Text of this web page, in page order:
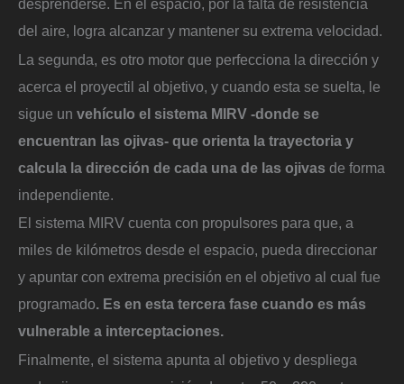
desprenderse. En el espacio, por la falta de resistencia
del aire, logra alcanzar y mantener su extrema velocidad.
La segunda, es otro motor que perfecciona la dirección y
acerca el proyectil al objetivo, y cuando esta se suelta, le
sigue un vehículo el sistema MIRV -donde se
encuentran las ojivas- que orienta la trayectoria y
calcula la dirección de cada una de las ojivas de forma
independiente.
El sistema MIRV cuenta con propulsores para que, a
miles de kilómetros desde el espacio, pueda direccionar
y apuntar con extrema precisión en el objetivo al cual fue
programado. Es en esta tercera fase cuando es más
vulnerable a interceptaciones.
Finalmente, el sistema apunta al objetivo y despliega